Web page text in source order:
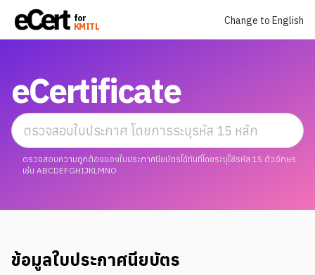
for
KMITL
Change to English
eCertificate
ตรวจสอบความถูกต้องของใบประกาศนียบัตรได้ทันทีโดยระบุใช้รหัส 15 ตัวอักษร
เช่น ABCDEFGHIJKLMNO
ข้อมูลใบประกาศนียบัตร